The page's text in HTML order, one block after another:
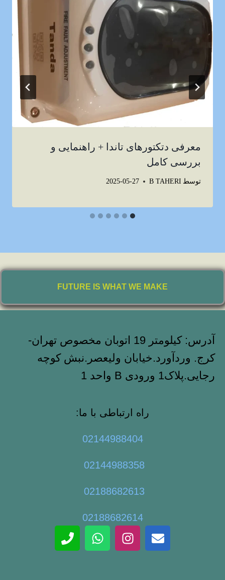
معرفی دتکتورهای تاندا + راهنمایی و
بررسی کامل
توسط B TAHERI
2025-05-27
FUTURE IS WHAT WE MAKE
آدرس: کیلومتر 19 اتوبان مخصوص تهران-
کرج. وردآورد.خیابان ولیعصر.نبش کوچه
رجایی.پلاک1 ورودی B واحد 1
راه ارتباطی با ما:
02144988404
02144988358
02188682613
02188682614